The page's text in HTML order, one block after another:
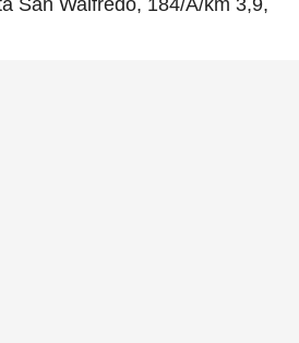
San Walfredo, 184/A/km 3,9,